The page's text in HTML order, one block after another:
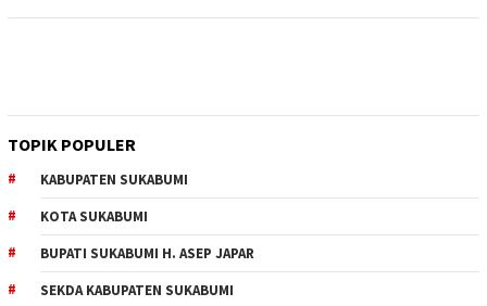
TOPIK POPULER
KABUPATEN SUKABUMI
KOTA SUKABUMI
BUPATI SUKABUMI H. ASEP JAPAR
SEKDA KABUPATEN SUKABUMI